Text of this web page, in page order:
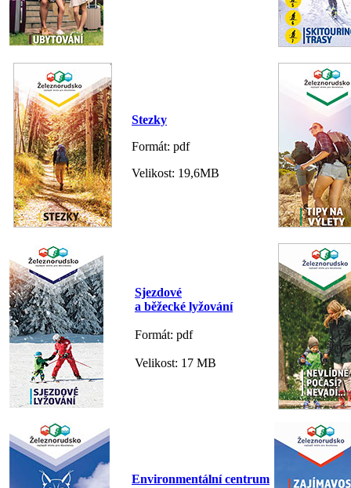
Stezky
Formát: pdf
Velikost: 19,6MB
Sjezdové
a běžecké lyžování
Formát: pdf
Velikost: 17 MB
Environmentální centrum